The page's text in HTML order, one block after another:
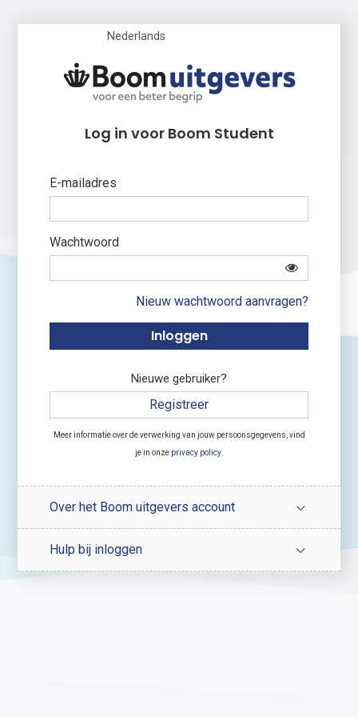
Nederlands
Log in voor Boom Student
E-mailadres
Wachtwoord
Nieuw wachtwoord aanvragen?
Nieuwe gebruiker?
Registreer
Meer informatie over de verwerking van jouw persoonsgegevens, vind
je in onze privacy policy.
Over het Boom uitgevers account
Hulp bij inloggen